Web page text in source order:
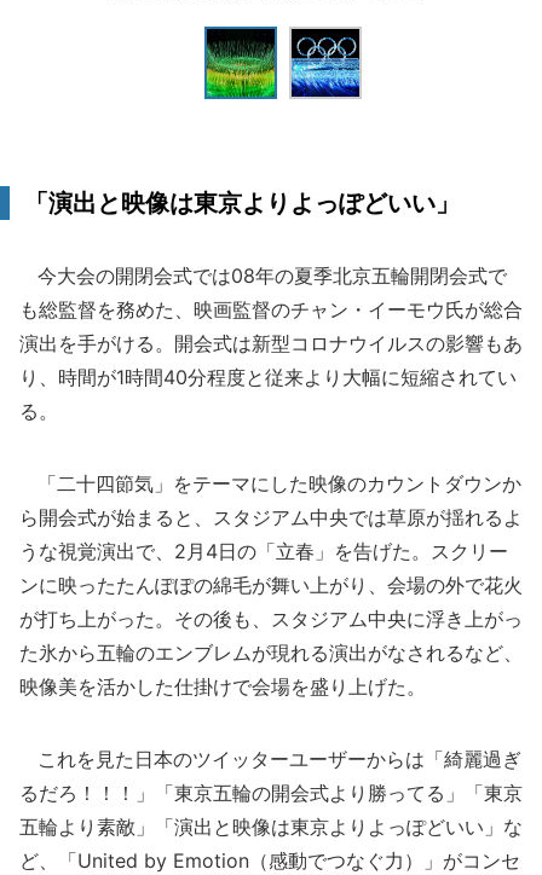
「演出と映像は東京よりよっぽどいい」
今大会の開閉会式では08年の夏季北京五輪開閉会式で
も総監督を務めた、映画監督のチャン・イーモウ氏が総合
演出を手がける。開会式は新型コロナウイルスの影響もあ
り、時間が1時間40分程度と従来より大幅に短縮されてい
る。
「二十四節気」をテーマにした映像のカウントダウンか
ら開会式が始まると、スタジアム中央では草原が揺れるよ
うな視覚演出で、2月4日の「立春」を告げた。スクリー
ンに映ったたんぽぽの綿毛が舞い上がり、会場の外で花火
が打ち上がった。その後も、スタジアム中央に浮き上がっ
た氷から五輪のエンブレムが現れる演出がなされるなど、
映像美を活かした仕掛けで会場を盛り上げた。
これを見た日本のツイッターユーザーからは「綺麗過ぎ
るだろ！！！」「東京五輪の開会式より勝ってる」「東京
五輪より素敵」「演出と映像は東京よりよっぽどいい」な
ど、「United by Emotion（感動でつなぐ力）」がコンセ